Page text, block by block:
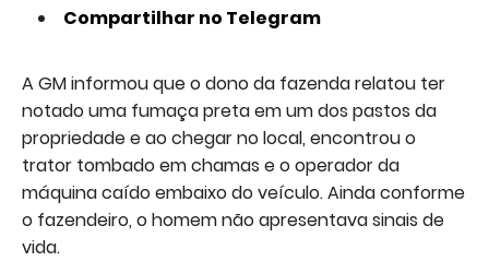
Compartilhar no Telegram
A GM informou que o dono da fazenda relatou ter
notado uma fumaça preta em um dos pastos da
propriedade e ao chegar no local, encontrou o
trator tombado em chamas e o operador da
máquina caído embaixo do veículo. Ainda conforme
o fazendeiro, o homem não apresentava sinais de
vida.